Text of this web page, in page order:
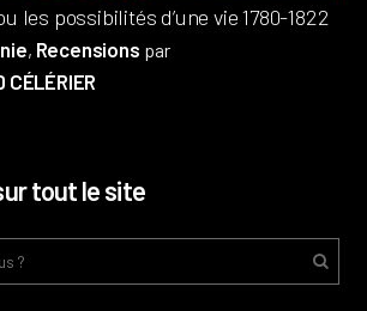
les possibilités d’une vie 1780-1822
, Recensions par
CÉLÉRIER
tout le site